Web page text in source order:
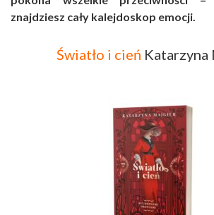
znajdziesz cały kalejdoskop emocji.
Światło i cień Katarzyna